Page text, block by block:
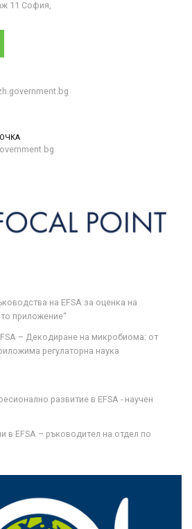
11 София,
на ЕFSA за оценка на
приложение“
– Декодиране на микробиома: от
регулаторна наука
развитие в EFSA - научен
в EFSA – ръководител на отдел по